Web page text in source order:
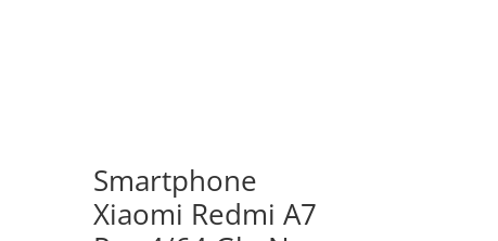
Smartphone
Xiaomi Redmi A7